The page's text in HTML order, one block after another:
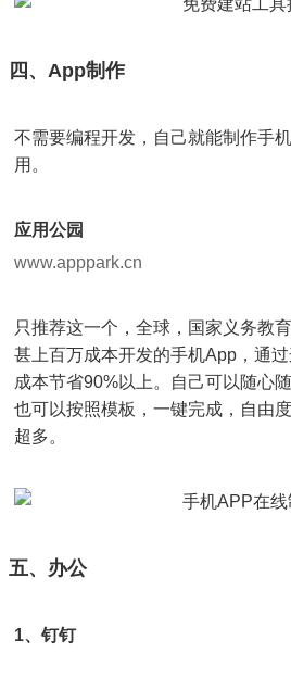
四、App制作
不需要编程开发，自己就能制作手
用。
应用公园
www.apppark.cn
只推荐这一个，全球，国家义务教
甚上百万成本开发的手机App，通过
成本节省90%以上。自己可以随心
也可以按照模板，一键完成，自由
超多。
五、办公
1、钉钉